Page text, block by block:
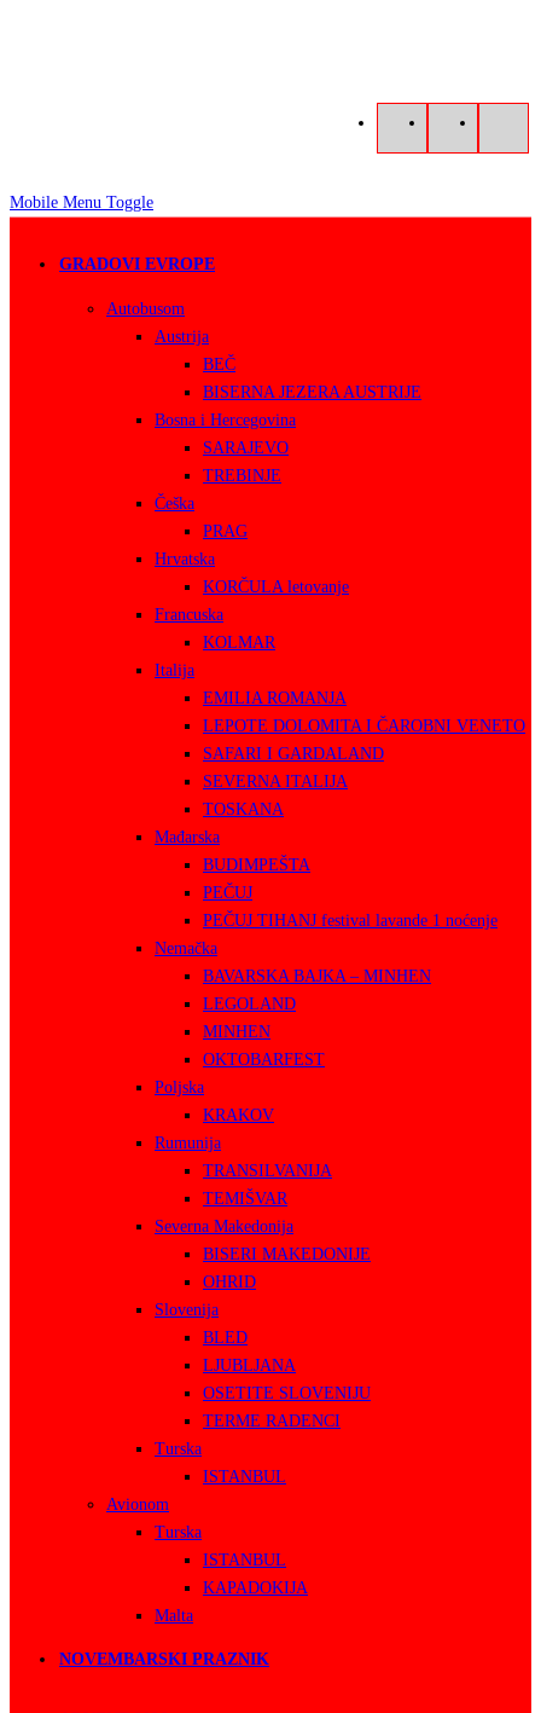
Mobile Menu Toggle
GRADOVI EVROPE
Autobusom
Austrija
BEČ
BISERNA JEZERA AUSTRIJE
Bosna i Hercegovina
SARAJEVO
TREBINJE
Češka
PRAG
Hrvatska
KORČULA letovanje
Francuska
KOLMAR
Italija
EMILIA ROMANJA
LEPOTE DOLOMITA I ČAROBNI VENETO
SAFARI I GARDALAND
SEVERNA ITALIJA
TOSKANA
Mađarska
BUDIMPEŠTA
PEČUJ
PEČUJ TIHANJ festival lavande 1 noćenje
Nemačka
BAVARSKA BAJKA – MINHEN
LEGOLAND
MINHEN
OKTOBARFEST
Poljska
KRAKOV
Rumunija
TRANSILVANIJA
TEMIŠVAR
Severna Makedonija
BISERI MAKEDONIJE
OHRID
Slovenija
BLED
LJUBLJANA
OSETITE SLOVENIJU
TERME RADENCI
Turska
ISTANBUL
Avionom
Turska
ISTANBUL
KAPADOKIJA
Malta
NOVEMBARSKI PRAZNIK